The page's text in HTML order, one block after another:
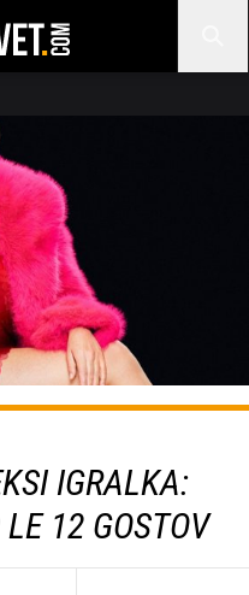
IGRALKA:
12 GOSTOV